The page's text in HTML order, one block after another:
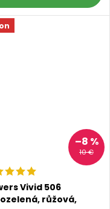
10 €
–8 %
Vivid 506
růžová,